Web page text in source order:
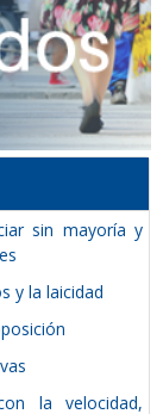
sin mayoría y
y la laicidad
la velocidad,